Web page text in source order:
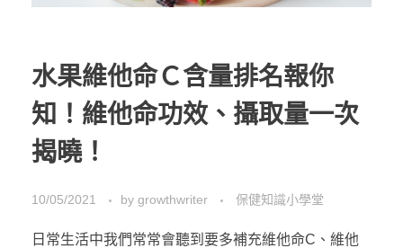
水果維他命Ｃ含量排名報你
知！維他命功效、攝取量一次
揭曉！
10/05/2021 by growthwriter 保健知識小學堂
日常生活中我們常常會聽到要多補充維他命C、維他